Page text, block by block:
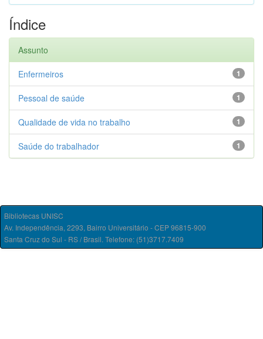
Índice
Assunto
1
Enfermeiros
1
Pessoal de saúde
1
Qualidade de vida no trabalho
1
Saúde do trabalhador
Bibliotecas UNISC
Av. Independência, 2293, Bairro Universitário - CEP 96815-900
Santa Cruz do Sul - RS / Brasil. Telefone: (51)3717.7409